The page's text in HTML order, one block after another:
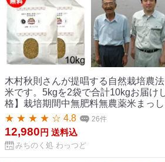
木村秋則さんが提唱する自然栽培農
米です。5kgを2袋で合計10kgお届
格】栽培期間中無肥料無農薬米まっ
青森県産 送料無料
★ ★ ★ ★ ☆ 4.8 26件
12,980 円 送料込
みちのく処 わっつど